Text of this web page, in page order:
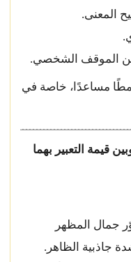
المعنى.
عن الموقف الشخصي.
مساعدًا، خاصة في
قيمة التعبير بهما
جمال المظهر
جاذبية الظاهر.